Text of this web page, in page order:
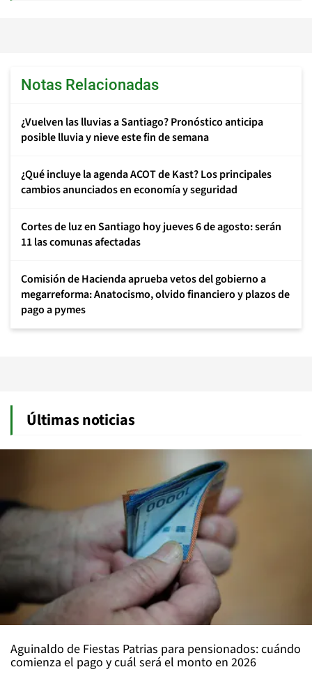
Notas Relacionadas
¿Vuelven las lluvias a Santiago? Pronóstico anticipa
posible lluvia y nieve este fin de semana
¿Qué incluye la agenda ACOT de Kast? Los principales
cambios anunciados en economía y seguridad
Cortes de luz en Santiago hoy jueves 6 de agosto: serán
11 las comunas afectadas
Comisión de Hacienda aprueba vetos del gobierno a
megarreforma: Anatocismo, olvido financiero y plazos de
pago a pymes
Últimas noticias
Aguinaldo de Fiestas Patrias para pensionados: cuándo
comienza el pago y cuál será el monto en 2026